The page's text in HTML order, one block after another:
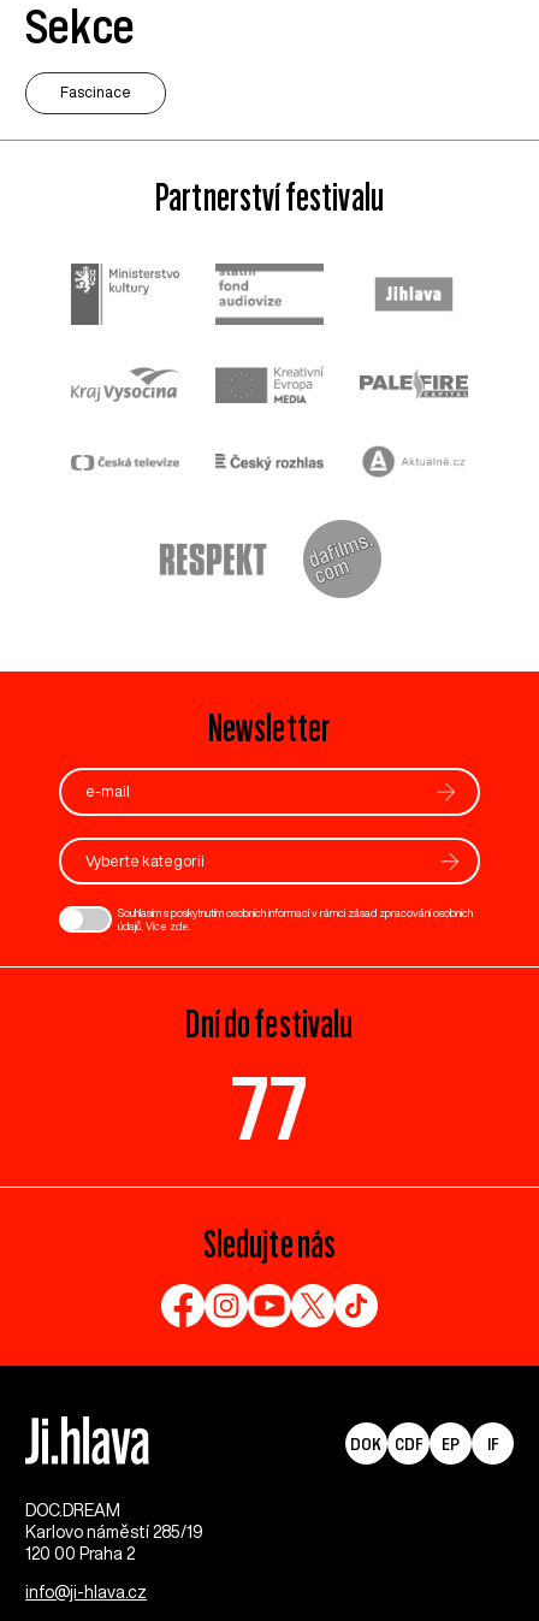
Sekce
Fascinace
Partnerství festivalu
Newsletter
Vyberte kategorii
Souhlasím s poskytnutím osobních informací v rámci zásad zpracování osobních
údajů. Více zde
Dní do festivalu
77
Sledujte nás
DOC.DREAM​
Karlovo náměstí 285/19
120 00 Praha 2
info@ji-hlava.cz
DOK CDF EP IF